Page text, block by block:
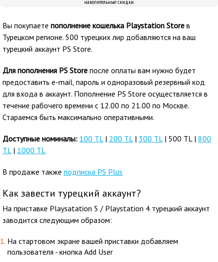
накопительные скидки
Вы покупаете пополнение кошелька Playstation Store в
Турецком регионе. 500 турецких лир добавляются на ваш
турецкий аккаунт PS Store.
Для пополнения PS Store после оплаты вам нужно будет
предоставить e-mail, пароль и одноразовый резервный код
для входа в аккаунт. Пополнение PS Store осуществляется в
течение рабочего времени с 12.00 по 21.00 по Москве.
Стараемся быть максимально оперативными.
Доступные номиналы: 100 TL| 200 TL| 300 TL| 500 TL | 800
TL| 1000 TL
В продаже также подписка PS Plus
Как завести турецкий аккаунт?
На приставке Playsatation 5 / Playstation 4 турецкий аккаунт
заводится следующим образом:
На стартовом экране вашей приставки добавляем
пользователя - кнопка Add User